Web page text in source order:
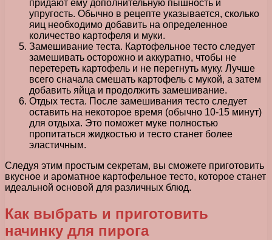
придают ему дополнительную пышность и
упругость. Обычно в рецепте указывается, сколько
яиц необходимо добавить на определенное
количество картофеля и муки.
Замешивание теста. Картофельное тесто следует
замешивать осторожно и аккуратно, чтобы не
перетереть картофель и не перегнуть муку. Лучше
всего сначала смешать картофель с мукой, а затем
добавить яйца и продолжить замешивание.
Отдых теста. После замешивания тесто следует
оставить на некоторое время (обычно 10-15 минут)
для отдыха. Это поможет муке полностью
пропитаться жидкостью и тесто станет более
эластичным.
Следуя этим простым секретам, вы сможете приготовить
вкусное и ароматное картофельное тесто, которое станет
идеальной основой для различных блюд.
Как выбрать и приготовить
начинку для пирога